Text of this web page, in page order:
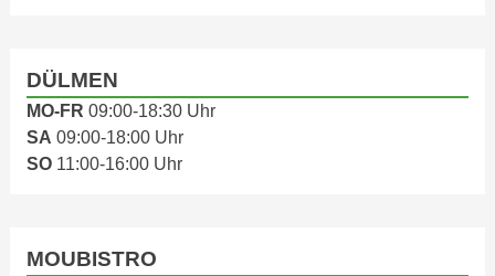
DÜLMEN
MO-FR 09:00-18:30 Uhr
SA 09:00-18:00 Uhr
SO11:00-16:00 Uhr
MOUBISTRO